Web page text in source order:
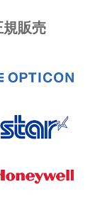
規販売